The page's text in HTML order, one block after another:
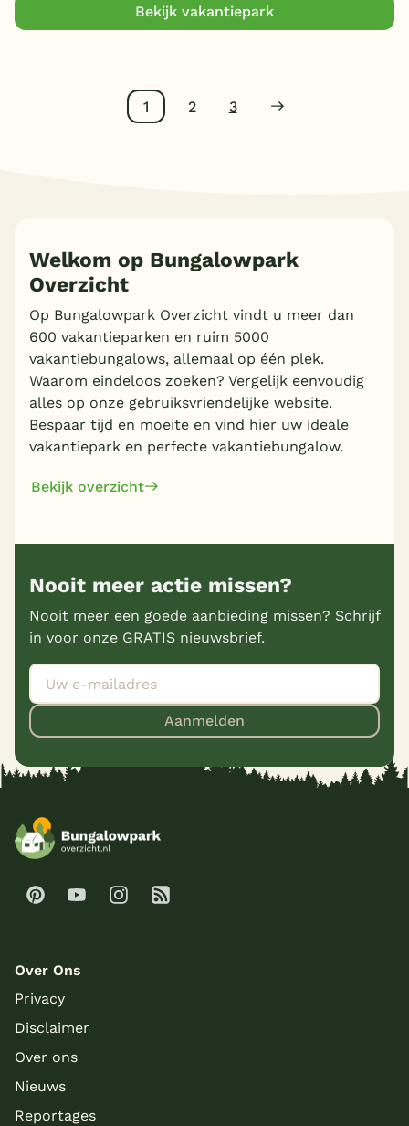
Bekijk vakantiepark
1 2 3
Welkom op Bungalowpark
Overzicht
Op Bungalowpark Overzicht vindt u meer dan
600 vakantieparken en ruim 5000
vakantiebungalows, allemaal op één plek.
Waarom eindeloos zoeken? Vergelijk eenvoudig
alles op onze gebruiksvriendelijke website.
Bespaar tijd en moeite en vind hier uw ideale
vakantiepark en perfecte vakantiebungalow.
Bekijk overzicht
Nooit meer actie missen?
Nooit meer een goede aanbieding missen? Schrijf
in voor onze GRATIS nieuwsbrief.
Aanmelden
Over Ons
Privacy
Disclaimer
Over ons
Nieuws
Reportages